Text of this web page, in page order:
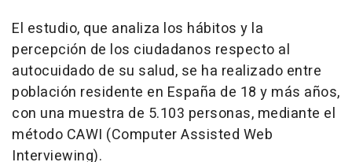
El estudio, que analiza los hábitos y la
percepción de los ciudadanos respecto al
autocuidado de su salud, se ha realizado entre
población residente en España de 18 y más años,
con una muestra de 5.103 personas, mediante el
método CAWI (Computer Assisted Web
Interviewing).